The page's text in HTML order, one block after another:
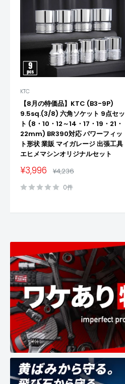
KTC
【8月の特価品】KTC (B3-9P)
9.5sq.(3/8) 六角ソケット 9点セッ
ト (8・10・12～14・17・19・21・
22mm) BR390対応 パワーフィッ
ト形状 業販 マイガレージ 出張工具
エヒメマシンオリジナルセット
販
価
¥3,996 通
価
格
¥4,236
0件